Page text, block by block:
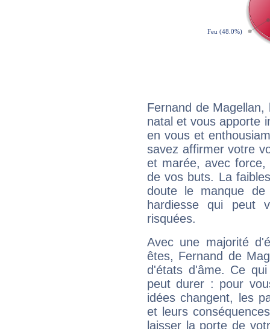
Fernand de
natal et vous apporte
en vous et
savez affirmer votre
et marée, avec
de vos buts. La
doute le manque
hardiesse qui peut
risquées.
Avec une majorité
êtes, Fernand de
d'états d'âme. Ce
peut durer : pour
idées changent, les
et leurs
laisser la porte de